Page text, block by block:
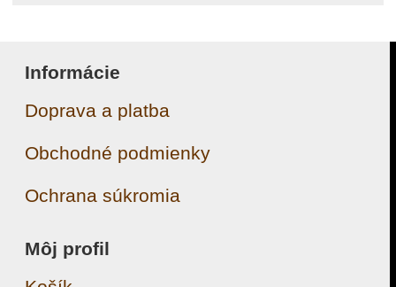
Informácie
Doprava a platba
Obchodné podmienky
Ochrana súkromia
Môj profil